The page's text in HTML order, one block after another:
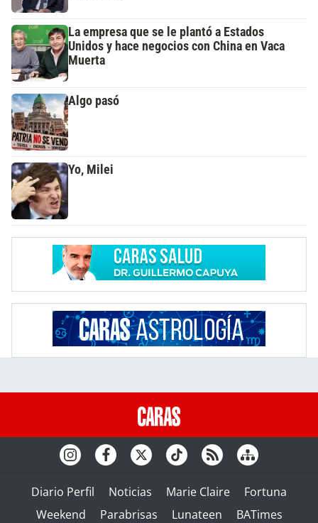
La empresa que se le plantó a Estados
Unidos y hace negocios con China en Vaca
Muerta
Algo pasó
Yo, Milei
Diario Perfil Noticias Marie Claire
Fortuna
Weekend
Parabrisas Lunateen BATimes